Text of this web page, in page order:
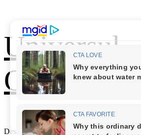
content
Universul
Cunoașterii
Descoperă Lumea